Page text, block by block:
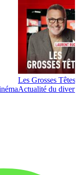
Les Grosses Têtes
Actualité du